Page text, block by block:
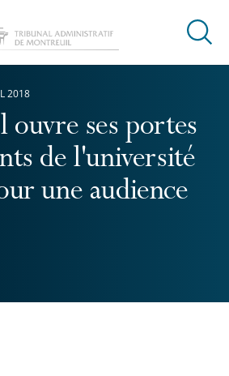
Ouvrir
ouvre ses portes
de l'université
une audience
2018